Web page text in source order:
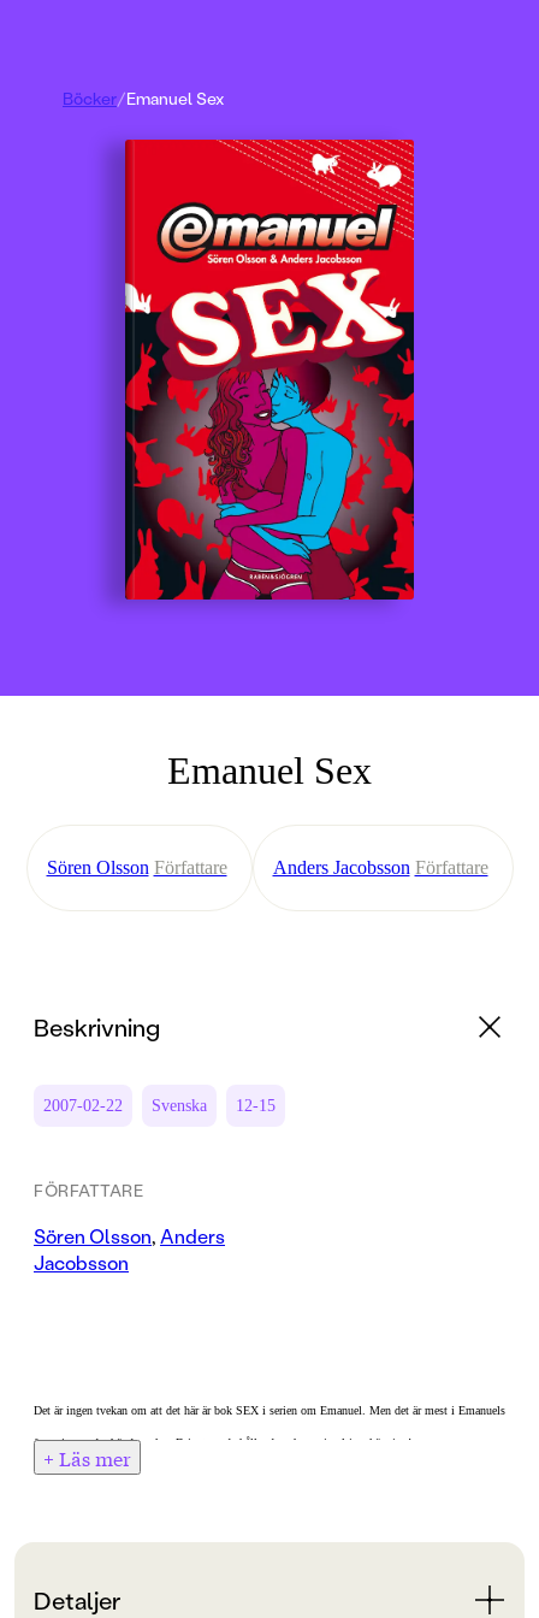
Emanuel Sex
Sören Olsson Författare Anders Jacobsson Författare
Böcker/Emanuel Sex
Beskrivning
2007-02-22 Svenska 12-15
FÖRFATTARE
Sören Olsson, Anders
Jacobsson
Det är ingen tvekan om att det här är bok SEX i serien om Emanuel. Men det är mest i Emanuels
fantasi som det händer saker. Drivet, underhållande och maximal igenkänning!
+ Läs mer
Detaljer